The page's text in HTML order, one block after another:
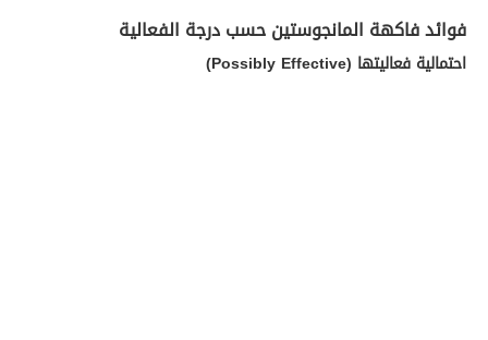
فوائد فاكهة المانجوستين حسب درجة الفعالية
احتمالية فعاليتها (Possibly Effective)